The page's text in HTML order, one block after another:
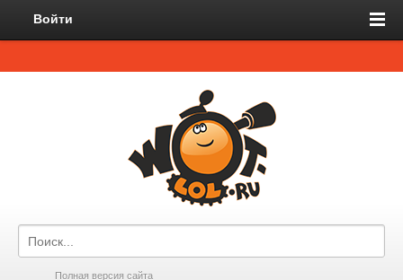
Войти
Полная версия сайта